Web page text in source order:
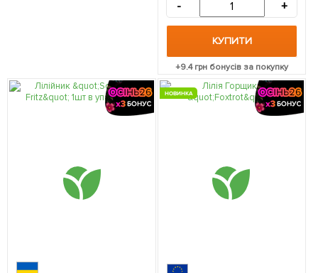
- +
КУПИТИ
+9.4грн бонусів за покупку
НОВИНКА